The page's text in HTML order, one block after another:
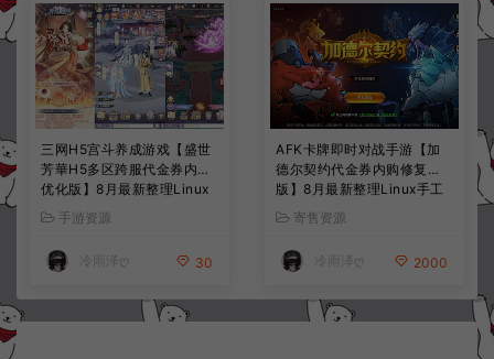
三网H5宫斗养成游戏【盛世
芳華H5多区跨服代金券内购
优化版】8月最新整理Linux
手工服务端+CDK授权后台
+全资源安卓+详细搭建教程
+视频教程
手游资源
冷雨泽ღ 30
AFK卡牌即时对战手游【加
德尔契约代金券内购修复
版】8月最新整理Linux手工
服务端+前后端全套源码+CD
K授权后台+安卓苹果双端
+详细搭建教程+视频教程
寄售资源
冷雨泽ღ 2000